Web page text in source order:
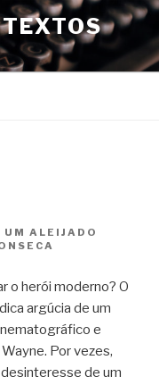
UM ALEIJADO
o herói moderno? O
argú­cia de um
e
Por vezes,
de um